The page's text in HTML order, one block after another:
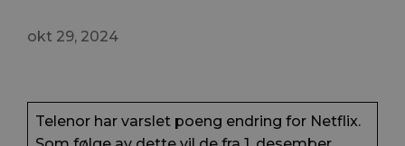
okt 29, 2024
Telenor har varslet poeng endring for Netflix.